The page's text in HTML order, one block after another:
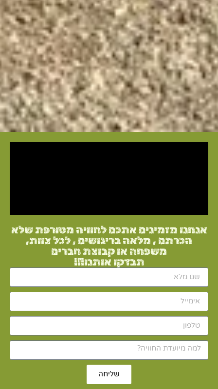
אנחנו מזמינים אתכם לחוויה מטורפת שלא
הכרתם , מלאה בריגושים , לכל צוות,
משפחה או קבוצת חברים
תבדקו אותנו!!!
שליחה